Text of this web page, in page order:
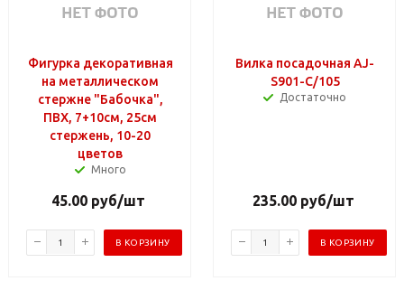
Фигурка декоративная
на металлическом
стержне "Бабочка",
ПВХ, 7+10см, 25см
стержень, 10-20
цветов
Много
45.00 руб/шт
В КОРЗИНУ
Вилка посадочная AJ-
S901-C/105
Достаточно
235.00руб/шт
В КОРЗИНУ